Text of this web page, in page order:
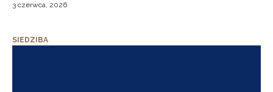
3 czerwca, 2026
SIEDZIBA